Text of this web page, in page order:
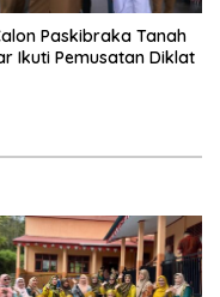
Paskibraka Tanah
Ikuti Pemusatan Diklat